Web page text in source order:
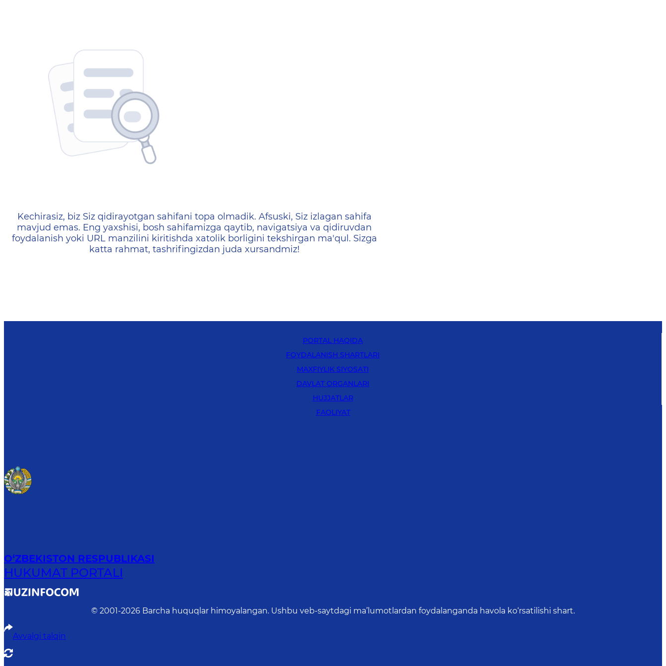
404 — Страница не найдена
Kechirasiz, biz Siz qidirayotgan sahifani topa olmadik. Afsuski, Siz izlagan sahifa
mavjud emas. Eng yaxshisi, bosh sahifamizga qaytib, navigatsiya va qidiruvdan
foydalanish yoki URL manzilini kiritishda xatolik borligini tekshirgan ma'qul. Sizga
katta rahmat, tashrifingizdan juda xursandmiz!
PORTAL HAQIDA
FOYDALANISH SHARTLARI
MAXFIYLIK SIYOSATI
DAVLAT ORGANLARI
HUJJATLAR
FAOLIYAT
O‘ZBEKISTON RESPUBLIKASI
HUKUMAT PORTALI
© 2001-2026 Barcha huquqlar himoyalangan. Ushbu veb-saytdagi ma’lumotlardan foydalanganda havola ko‘rsatilishi shart.
Avvalgi talqin